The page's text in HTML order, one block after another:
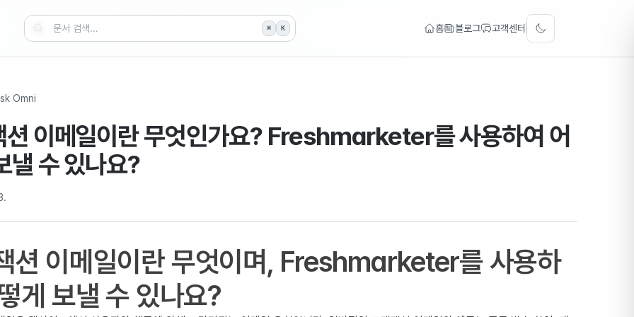
⌘ K 홈 블로그 고객센터
Toggle theme
Omni
션 이메일이란 무엇인가요? Freshmarketer를 사용하여 어
낼 수 있나요?
션 이메일이란 무엇이며, Freshmarketer를 사용하
게 보낼 수 있나요?